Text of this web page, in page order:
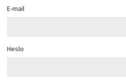
E-mail
Heslo